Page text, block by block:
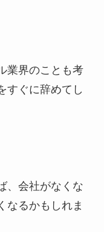
業界のことも考
すぐに辞めてし
、会社がなくな
なるかもしれま